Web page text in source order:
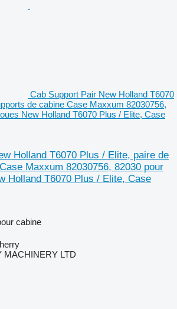
Cab Support Pair New Holland T6070
de cabine Case Maxxum 82030756,
New Holland T6070 Plus / Elite, Case
Holland T6070 Plus / Elite, paire de
Maxxum 82030756, 82030 pour
Holland T6070 Plus / Elite, Case
cabine
LTD